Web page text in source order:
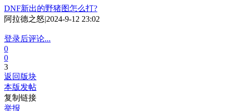
DNF新出的野猪图怎么打?
阿拉德之怒|2024-9-12 23:02
登录后评论...
0
0
3
返回版块
本版发帖
复制链接
举报